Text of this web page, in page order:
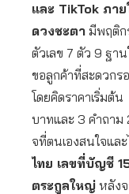
และ TikTok ภา
ดวงชะตา มีพฤติก
ตัวเลข 7 ตัว 9 ฐา
ขอลูกค้าที่สะดวกร
โดยคิดราคาเริ่มต้
บาทและ 3 คำถาม
จที่ตนเองสนใจแล
ไทย เลขที่บัญชี
ตระกูลใหญ่ หลังจ